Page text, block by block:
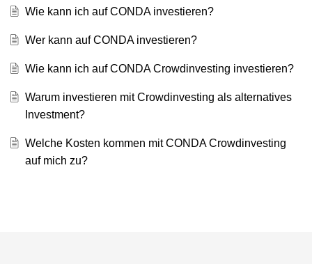
Wie kann ich auf CONDA investieren?
Wer kann auf CONDA investieren?
Wie kann ich auf CONDA Crowdinvesting investieren?
Warum investieren mit Crowdinvesting als alternatives
Investment?
Welche Kosten kommen mit CONDA Crowdinvesting
auf mich zu?